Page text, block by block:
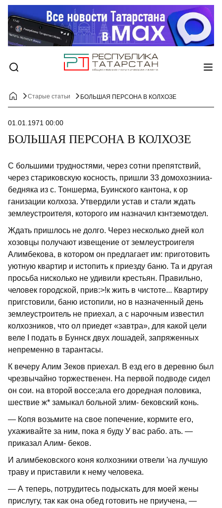
Старые статьи БОЛЬШАЯ ПЕРСОНА В КОЛХОЗЕ
01.01.1971 00:00
БОЛЬШАЯ ПЕРСОНА В КОЛХОЗЕ
С большими трудностями, через сотни препятствий,
через стариковскую кос­ность, пришли 33 домохознииа-
бедняка из с. Тоншерма, Буинского кантона, к ор
ганизации колхоза. Утвердили устав и стали ждать
землеустроителя, которого им назначил кзнтземотдел.
Ждать пришлось не долго. Через не­сколько дней кол
хозовцы получают изве­щение от землеустроигеля
Алимбекова, в котором он предлагает им: приготовить
уютную квартир и истопить к приезду баню. Та и другая
просьба нисколько не удивили крестьян. Правильно,
человек городской, прив:>!к жить в чистоте... Квартиру
пригстовили, баню истопили, но в назначенный день
землеустроитель не приехал, а с нарочным известил
кол­хозников, что ол приедет «завтра», для какой цели
веле I подать в Буннск двух лошадей, запряженных
непременно в та­рантасы.
К вечеру Алим Зеков приехал. В езд его в деревню был
чрезвычайно торжестве­нен. На первой подводе сидел
он сои. на второй воссе;ала его доредная поло­вика,
шествие ж* замыкал больной злим- бековский конь.
— Копя возьмите на свое попечение, кормите его,
ухаживайте за ним, пока я буду У вас рабо. ать. —
приказал Алим- беков.
И алимбековского коня колхозники от­вели 'на лучшую
траву и приставили к нему человека.
— А теперь, потрудитесь подыскать для моей жены
прислугу, так как она обед готовить не приучена, —